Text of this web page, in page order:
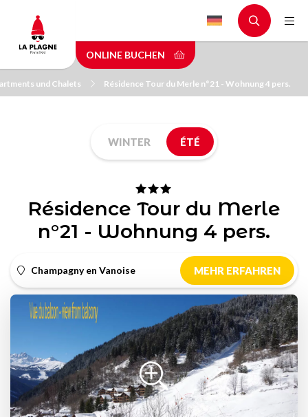
main
content
ONLINE BUCHEN
und Chalets Résidence Tour du Merle n°21 - Wohnung 4 pers.
WINTER ÉTÉ
Résidence Tour du Merle
n°21 - Wohnung 4 pers.
Champagny en Vanoise MEHR ERFAHREN